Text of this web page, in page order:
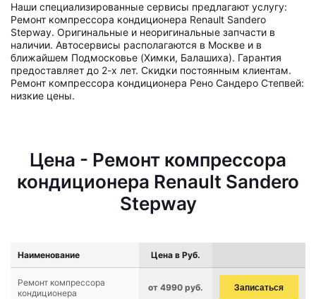
Наши специализированные сервисы предлагают услугу:
Ремонт компрессора кондиционера Renault Sandero
Stepway. Оригинальные и неоригинальные запчасти в
наличии. Автосервисы располагаются в Москве и в
ближайшем Подмосковье (Химки, Балашиха). Гарантия
предоставляет до 2-х лет. Скидки постоянным клиентам.
Ремонт компрессора кондиционера Рено Сандеро Степвей:
низкие цены.
Цена - Ремонт компрессора
кондиционера Renault Sandero
Stepway
Наименование Цена в Руб.
Ремонт компрессора
кондиционера
от 4990 руб. Записаться